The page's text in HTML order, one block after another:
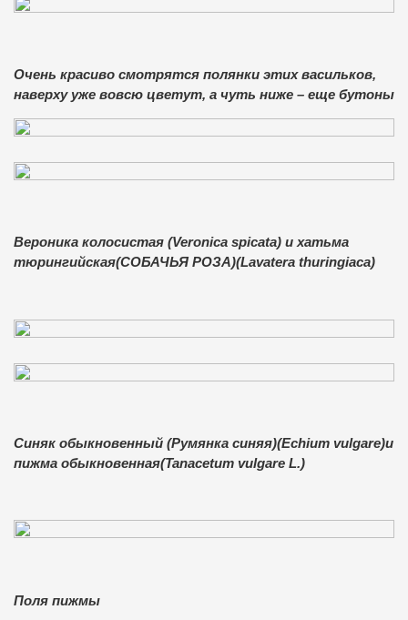
Очень красиво смотрятся полянки этих васильков,
наверху уже вовсю цветут, а чуть ниже – еще бутоны
Вероника колосистая (Veronica spicata) и хатьма
тюрингийская(СОБАЧЬЯ РОЗА)(Lavatera thuringiaca)
Синяк обыкновенный (Румянка синяя)(Echium vulgare)и
пижма обыкновенная(Tanacetum vulgare L.)
Поля пижмы